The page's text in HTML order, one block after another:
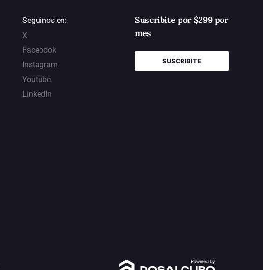
Seguinos en:
X
Facebook
Instagram
Youtube
LinkedIn
Suscribite por $299 por
mes
SUSCRIBITE